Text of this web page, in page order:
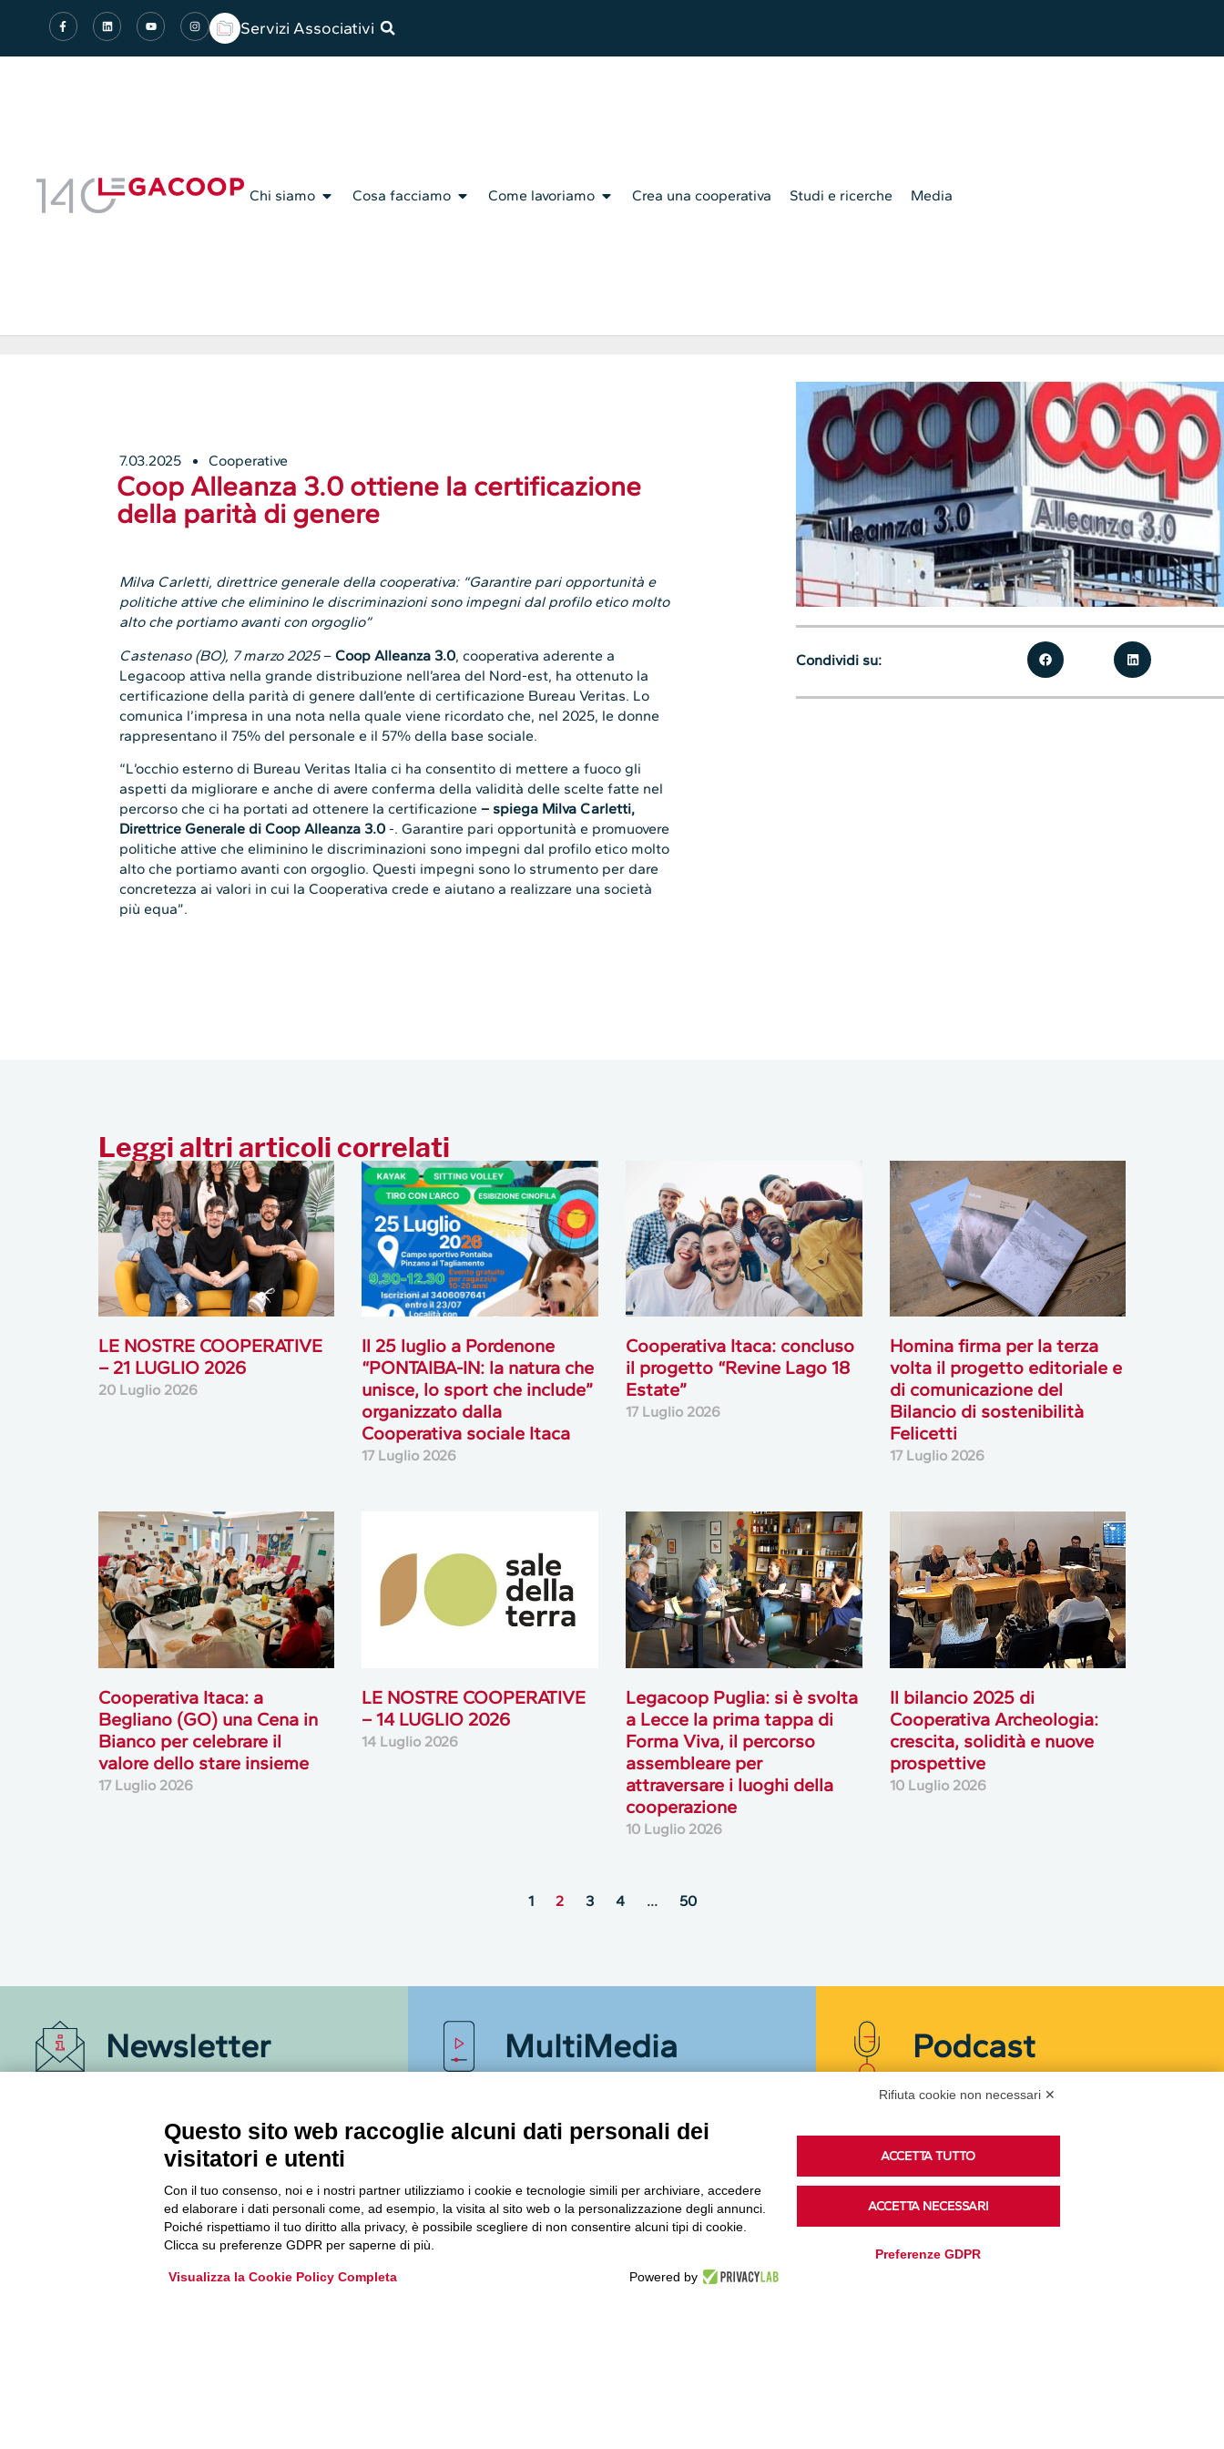
Servizi Associativi
Chi siamo Cosa facciamo Come lavoriamo Crea una cooperativa Studi e ricerche Media
7.03.2025 Cooperative
Coop Alleanza 3.0 ottiene la certificazione
della parità di genere
Milva Carletti, direttrice generale della cooperativa: “Garantire pari opportunità e
politiche attive che eliminino le discriminazioni sono impegni dal profilo etico molto
alto che portiamo avanti con orgoglio”
Castenaso (BO), 7 marzo 2025–Coop Alleanza 3.0, cooperativa aderente a
Legacoop attiva nella grande distribuzione nell’area del Nord-est, ha ottenuto la
certificazione della parità di genere dall’ente di certificazione Bureau Veritas. Lo
comunica l’impresa in una nota nella quale viene ricordato che, nel 2025, le donne
rappresentano il 75% del personale e il 57% della base sociale.
“L’occhio esterno di Bureau Veritas Italia ci ha consentito di mettere a fuoco gli
aspetti da migliorare e anche di avere conferma della validità delle scelte fatte nel
percorso che ci ha portati ad ottenere la certificazione – spiega Milva Carletti,
Direttrice Generale di Coop Alleanza 3.0 -. Garantire pari opportunità e promuovere
politiche attive che eliminino le discriminazioni sono impegni dal profilo etico molto
alto che portiamo avanti con orgoglio. Questi impegni sono lo strumento per dare
concretezza ai valori in cui la Cooperativa crede e aiutano a realizzare una società
più equa”.
Condividi su:
Leggi altri articoli correlati
LE NOSTRE COOPERATIVE
– 21 LUGLIO 2026
20 Luglio 2026
Il 25 luglio a Pordenone
“PONTAIBA-IN: la natura che
unisce, lo sport che include”
organizzato dalla
Cooperativa sociale Itaca
17 Luglio 2026
Cooperativa Itaca: concluso
il progetto “Revine Lago 18
Estate”
17 Luglio 2026
Homina firma per la terza
volta il progetto editoriale e
di comunicazione del
Bilancio di sostenibilità
Felicetti
17 Luglio 2026
Cooperativa Itaca: a
Begliano (GO) una Cena in
Bianco per celebrare il
valore dello stare insieme
17 Luglio 2026
LE NOSTRE COOPERATIVE
– 14 LUGLIO 2026
14 Luglio 2026
Legacoop Puglia: si è svolta
a Lecce la prima tappa di
Forma Viva, il percorso
assembleare per
attraversare i luoghi della
cooperazione
10 Luglio 2026
Il bilancio 2025 di
Cooperativa Archeologia:
crescita, solidità e nuove
prospettive
10 Luglio 2026
1 2 3 4 … 50
Newsletter
mondo della cooperazione.
Archivio Newsletter
MultiMedia
Guarda i nostri video, storie e webinar.
Accedi a Youtube
Podcast
Accedi alla sezione
Rifiuta cookie non necessari ✕
Questo sito web raccoglie alcuni dati personali dei
visitatori e utenti
Con il tuo consenso, noi e i nostri partner utilizziamo i cookie e tecnologie simili per archiviare, accedere
ed elaborare i dati personali come, ad esempio, la visita al sito web o la personalizzazione degli annunci.
Poiché rispettiamo il tuo diritto alla privacy, è possibile scegliere di non consentire alcuni tipi di cookie.
Clicca su preferenze GDPR per saperne di più.
Visualizza la Cookie Policy Completa Powered by
ACCETTA TUTTO
ACCETTA NECESSARI
Preferenze GDPR